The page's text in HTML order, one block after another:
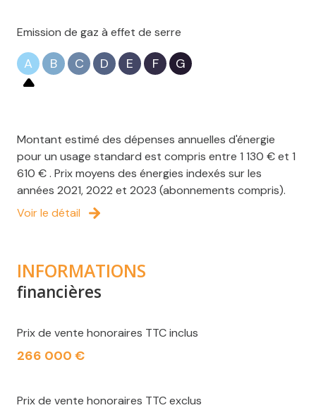
Emission de gaz à effet de serre
A B C D E F G
Montant estimé des dépenses annuelles d'énergie
pour un usage standard est compris entre 1 130 € et 1
610 € . Prix moyens des énergies indexés sur les
années 2021, 2022 et 2023 (abonnements compris).
Voir le détail
INFORMATIONS
financières
Prix de vente honoraires TTC inclus
266 000 €
Prix de vente honoraires TTC exclus